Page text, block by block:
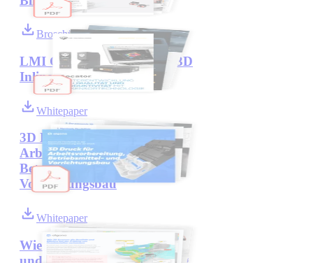
Broschüre
LMI Gocator Sensoren für 3D
Inline-Messungen
Whitepaper
3D Druck für
Arbeitsvorbereitung,
Betriebsmittel- und
Vorrichtungsbau
Whitepaper
Wie 3D Scanner die Qualität